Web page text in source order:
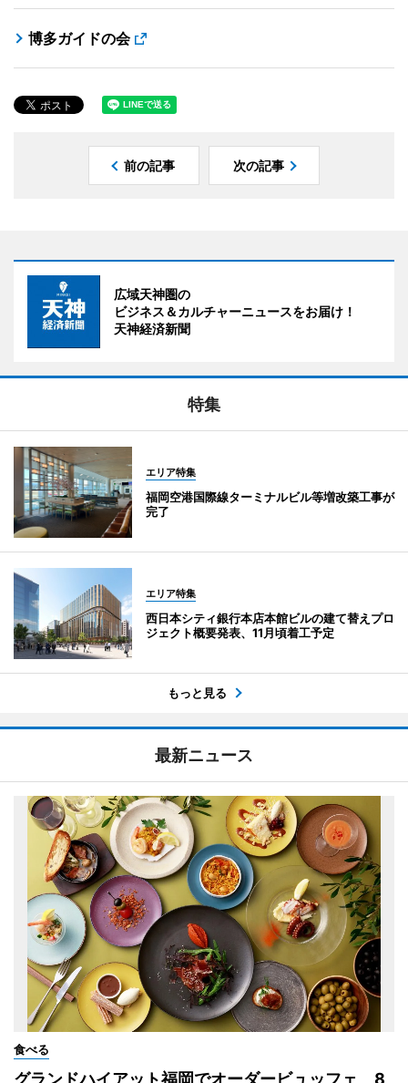
博多ガイドの会
前の記事 次の記事
広域天神圏の
ビジネス＆カルチャーニュースをお届け！
天神経済新聞
特集
エリア特集
福岡空港国際線ターミナルビル等増改築工事が
完了
エリア特集
西日本シティ銀行本店本館ビルの建て替えプロ
ジェクト概要発表、11月頃着工予定
もっと見る
最新ニュース
食べる
グランドハイアット福岡でオーダービュッフェ 8